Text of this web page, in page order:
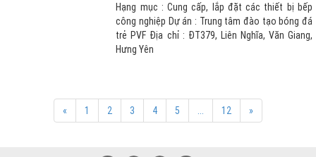
hợp với nhu cầu sử dụng, thiết bị được bảo ôn
chống thoát nhiệt, giúp tiết kiệm điện tối đa,
thuận tiện cho quá trình sử dụng, điều chỉnh
nhiệt độ theo ý muốn và cảm biết chống quá
Hạng mục : Cung cấp, lắp đặt các thiết bị bếp
công nghiệp Dự án : Trung tâm đào tạo bóng đá
trẻ PVF Địa chỉ : ĐT379, Liên Nghĩa, Văn Giang,
Hưng Yên
« 1 2 3 4 5 ... 12 »